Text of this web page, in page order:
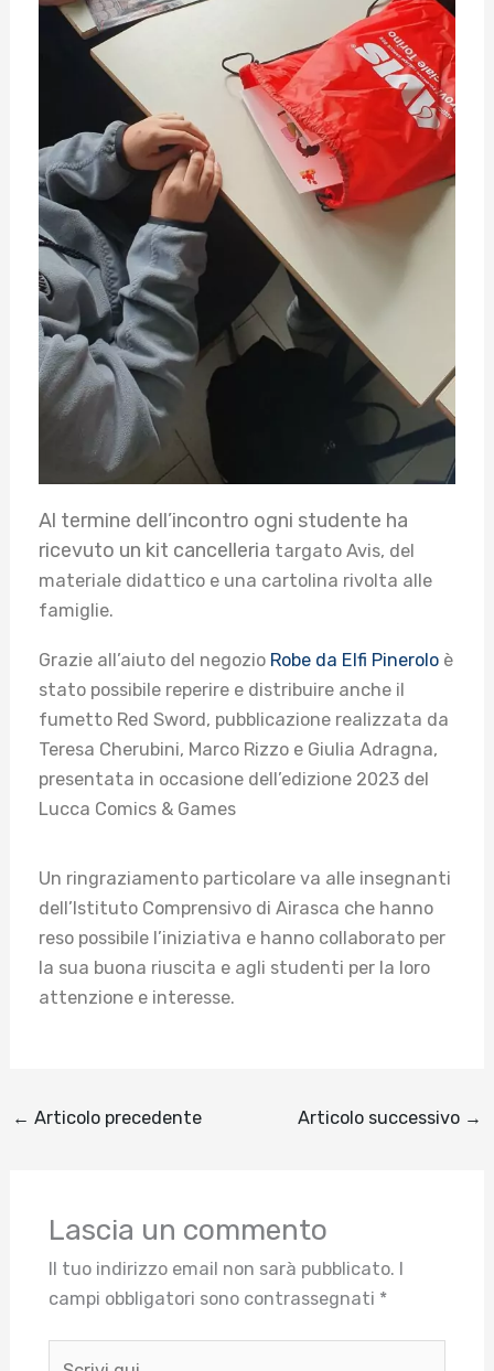
Al termine dell’incontro ogni studente ha
ricevuto un kit cancelleria targato Avis, del
materiale didattico e una cartolina rivolta alle
famiglie.
Grazie all’aiuto del negozio Robe da Elfi Pinerolo è
stato possibile reperire e distribuire anche il
fumetto Red Sword, pubblicazione realizzata da
Teresa Cherubini, Marco Rizzo e Giulia Adragna,
presentata in occasione dell’edizione 2023 del
Lucca Comics & Games
Un ringraziamento particolare va alle insegnanti
dell’Istituto Comprensivo di Airasca che hanno
reso possibile l’iniziativa e hanno collaborato per
la sua buona riuscita e agli studenti per la loro
attenzione e interesse.
← Articolo precedente Articolo successivo →
Lascia un commento
Il tuo indirizzo email non sarà pubblicato. I
campi obbligatori sono contrassegnati *